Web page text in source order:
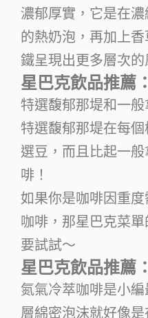
濃郁厚實，它是在
的熱奶泡，再加上
鐵呈現出更多層次的
星巴克飲品推薦
特選馥郁那堤和一
特選馥郁那堤在每
選豆，而且比起一
啡！
如果你是咖啡因重
咖啡，那星巴克菜
要試試～
星巴克飲品推薦
氮氣冷萃咖啡是小
層綿密泡沫就好像是